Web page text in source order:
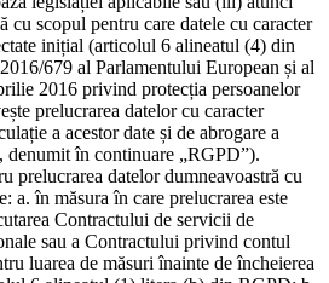
cu scopul pentru care datele cu caracter
inițial (articolul 6 alineatul (4) din
679 al Parlamentului European și al
2016 privind protecția persoanelor
prelucrarea datelor cu caracter
a acestor date și de abrogare a
în continuare „RGPD”).
prelucrarea datelor dumneavoastră cu
a. în măsura în care prelucrarea este
Contractului de servicii de
sau a Contractului privind contul
luarea de măsuri înainte de încheierea